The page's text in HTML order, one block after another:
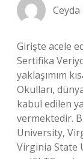
Ceyda
Girişte acele
Sertifika
yaklaşımım
Okulları,
kabul edilen
vermektedir.
University,
Virginia State